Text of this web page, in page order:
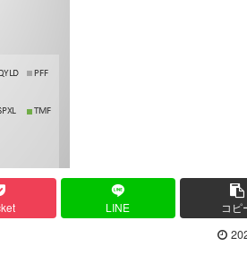
LINE コピ